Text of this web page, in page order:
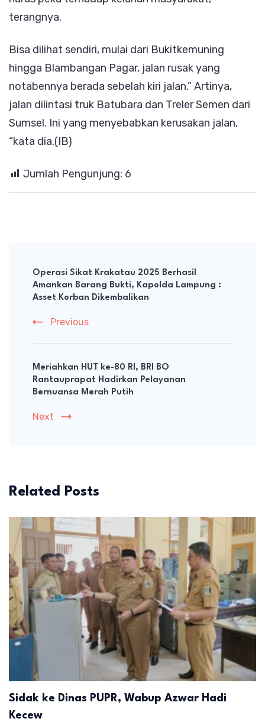
terangnya.
Bisa dilihat sendiri, mulai dari Bukitkemuning
hingga Blambangan Pagar, jalan rusak yang
notabennya berada sebelah kiri jalan.” Artinya,
jalan dilintasi truk Batubara dan Treler Semen dari
Sumsel. Ini yang menyebabkan kerusakan jalan,
“kata dia.(IB)
Jumlah Pengunjung: 6
Navigation
Operasi Sikat Krakatau 2025 Berhasil
Amankan Barang Bukti, Kapolda Lampung :
Asset Korban Dikembalikan
Previous
Meriahkan HUT ke-80 RI, BRI BO
Rantauprapat Hadirkan Pelayanan
Bernuansa Merah Putih
Next
Related Posts
Sidak ke Dinas PUPR, Wabup Azwar Hadi
Kecew